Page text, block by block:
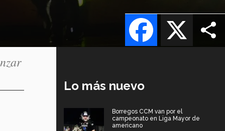
X
Facebook
Lo más nuevo
Borregos CCM van por el
campeonato en Liga Mayor de
americano